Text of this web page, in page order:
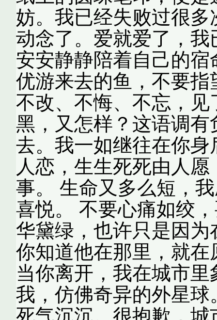
妨。我已经失败过很
动念了。爱就爱了，
安安静静陪着自己的
优游来去的鱼，不要
不改、不悔、不忘，
黑，又怎样？这语调
去。我一如继往在你
人恋，生生死死由人
事。 生命又多么短，
喜悦。 不要心痛如绞
华黛绿，也许只是因
你知道他在那里，就
当你离开，我在城市
我，仿佛奇异的外星